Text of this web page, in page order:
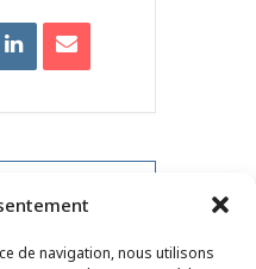
de navigation, nous utilisons